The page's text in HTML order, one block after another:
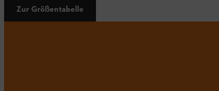
Zur Größentabelle